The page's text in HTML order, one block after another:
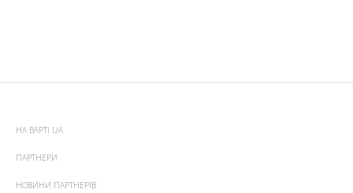
НА ВАРТІ UA
ПАРТНЕРИ
НОВИНИ ПАРТНЕРІВ